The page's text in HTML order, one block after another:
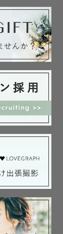
LINEやメール
な写真が撮り
など、些細な
前打ち合わせ
不安…」とい
安心です😊
のだと感じて
ちょっと非
せや感動、
。お気軽にご